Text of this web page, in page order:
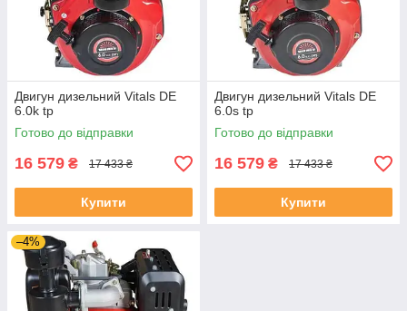
Двигун дизельний Vitals DE
6.0k tp
Готово до відправки
16 579 ₴ 17 433 ₴
Купити
Двигун дизельний Vitals DE
6.0s tp
Готово до відправки
16 579 ₴ 17 433 ₴
Купити
–4%